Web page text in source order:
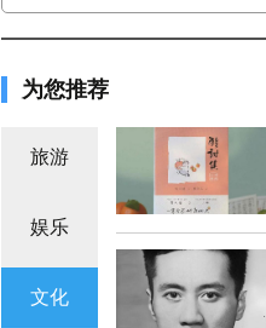
为您推荐
旅游
娱乐
文化